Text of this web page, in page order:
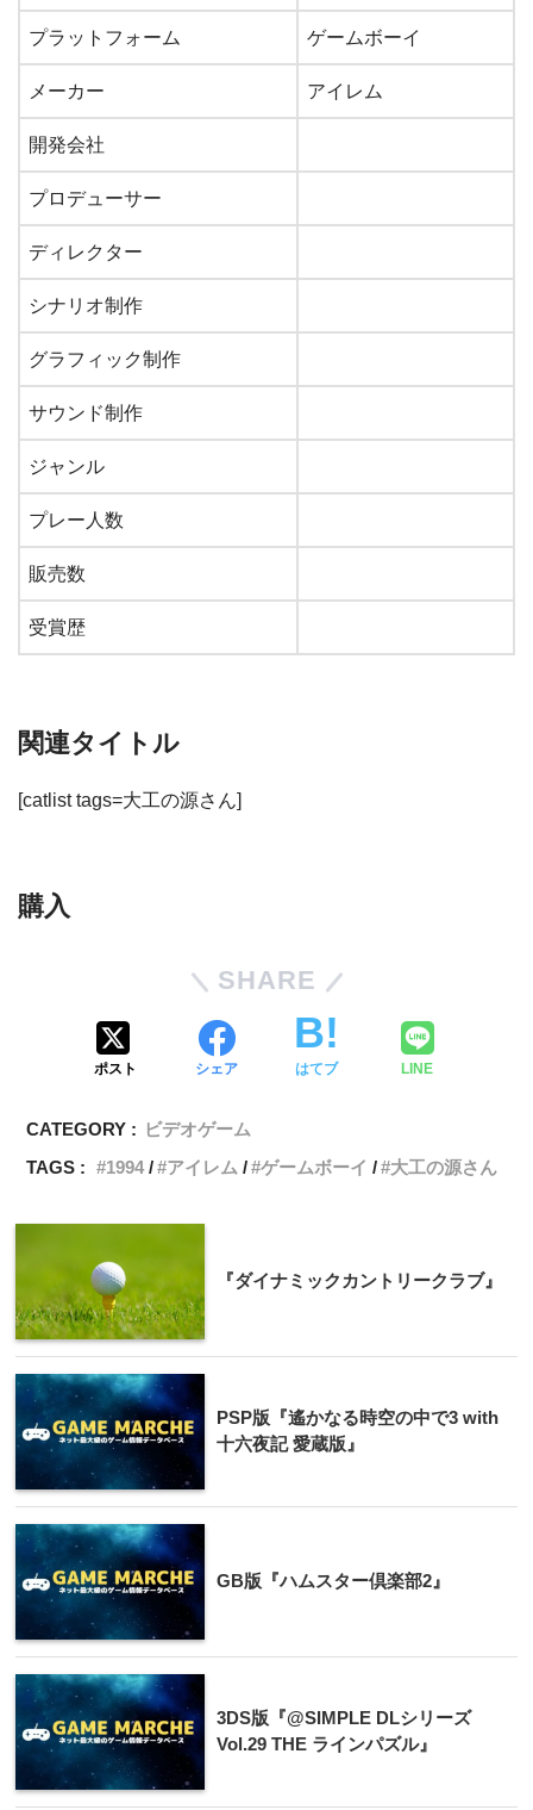
プラットフォーム ゲームボーイ
メーカー アイレム
開発会社
プロデューサー
ディレクター
シナリオ制作
グラフィック制作
サウンド制作
ジャンル
プレー人数
販売数
受賞歴
関連タイトル
[catlist tags=大工の源さん]
購入
SHARE
ポスト シェア はてブ LINE
CATEGORY : ビデオゲーム
TAGS :
1994 アイレム ゲームボーイ 大工の源さん
『ダイナミックカントリークラブ』
PSP版『遙かなる時空の中で3 with
十六夜記 愛蔵版』
GB版『ハムスター倶楽部2』
3DS版『@SIMPLE DLシリーズ
Vol.29 THE ラインパズル』